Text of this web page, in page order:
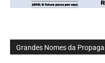
Grandes Nomes da